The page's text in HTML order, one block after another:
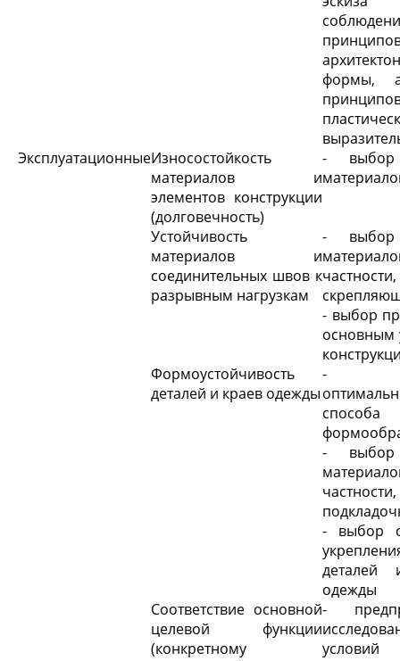
формы,
ЭксплуатационныеИзносостойкость
материалов и
элементов конструкции
(долговечность)
- выбор
Устойчивость
материалов и
соединительных швов к
разрывным нагрузкам
- выбор
частности,
- выбор
основным
Формоустойчивость
деталей и краев одежды
-
способа
- выбор
частности,
- выбор
деталей
одежды
Соответствие основной
целевой функции
(конкретному
-
условий